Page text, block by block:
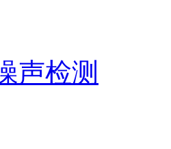
声检测